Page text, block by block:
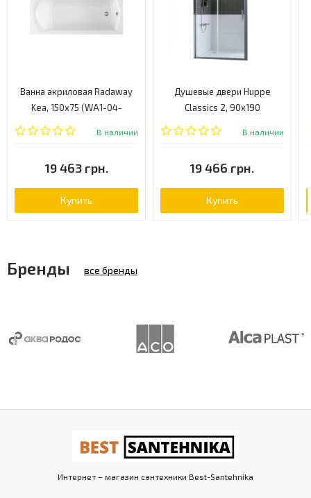
Ванна акриловая Radaway
Kea, 150x75 (WA1-04-
150X075US)
В наличии
19 463 грн.
Купить
Душевые двери Huppe
Classics 2, 90x190
(C23102.069.321)
В наличии
19 466 грн.
Купить
Бренды все бренды
Интернет – магазин сантехники Best-Santehnika